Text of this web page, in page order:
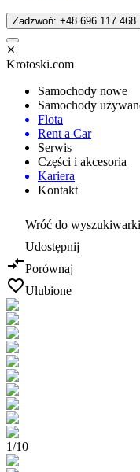
Zadzwoń: +48 696 117 468
Krotoski.com
Samochody nowe
Samochody
Flota
Rent a Car
Serwis
Części i akcesoria
Kariera
Kontakt
Wróć do wyszukiwarki
Udostępnij
Porównaj
Ulubione
1/10